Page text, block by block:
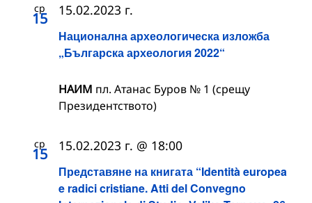
ср
15
Национална археологическа изложба
„Българска археология 2022“
15.02.2023 г.
НАИМ пл. Атанас Буров № 1 (срещу
Президентството)
ср
15
Представяне на книгата “Identità europea
e radici cristiane. Atti del Convegno
15.02.2023 г. @ 18:00